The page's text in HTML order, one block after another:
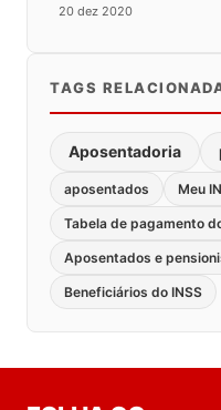
20 dez 2020
TAGS
Aposentadoria
aposentados Meu
Tabela de pagamento
Aposentados e
Beneficiários do INSS